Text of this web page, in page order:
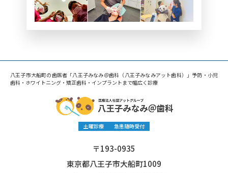
八王子市大船町の歯医者「八王子みなみ＠歯科（八王子みなみアット歯科）」予防・小児
歯科・ホワイトニング・矯正歯科・インプラントまで幅広く診療
土曜診療 急患随時受付
〒193-0935
東京都八王子市大船町1009